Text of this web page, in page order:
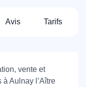
Avis Tarifs
vente et
Aulnay l’Aître